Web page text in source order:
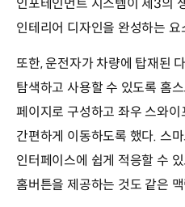
인테리어 디자인을 완성하는
또한, 운전자가 차량에 탑재된
탐색하고 사용할 수 있도록 홈
페이지로 구성하고 좌우 스와
간편하게 이동하도록 했다. 스
인터페이스에 쉽게 적응할 수
홈버튼을 제공하는 것도 같은